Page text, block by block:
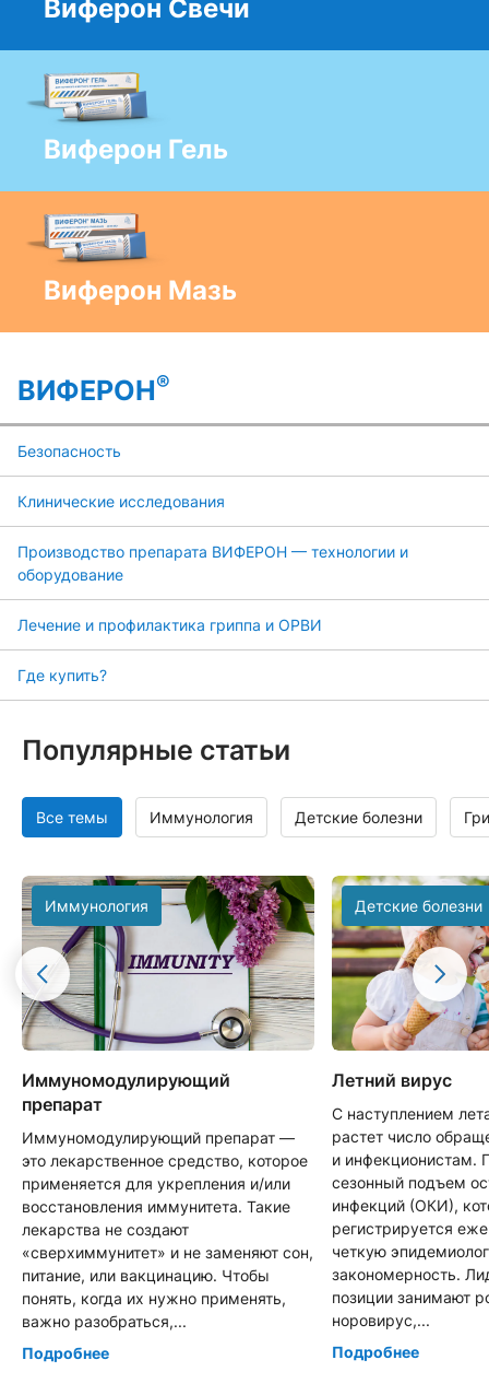
Виферон Свечи
Виферон Гель
Виферон Мазь
ВИФЕРОН®
Безопасность
Клинические исследования
Производство препарата ВИФЕРОН — технологии и
оборудование
Лечение и профилактика гриппа и ОРВИ
Где купить?
Популярные статьи
Все темы Иммунология Детские болезни
Иммунология
Иммуномодулирующий
препарат
Иммуномодулирующий препарат —
это лекарственное средство, которое
применяется для укрепления и/или
восстановления иммунитета. Такие
лекарства не создают
«сверхиммунитет» и не заменяют сон,
питание, или вакцинацию. Чтобы
понять, когда их нужно применять,
важно разобраться,...
Подробнее
Детские болезни
Летний вирус
С наступлением
растет число
и инфекционистам.
сезонный подъем
инфекций (ОКИ),
регистрируется
четкую
закономерность.
позиции занимают
норовирус,...
Подробнее